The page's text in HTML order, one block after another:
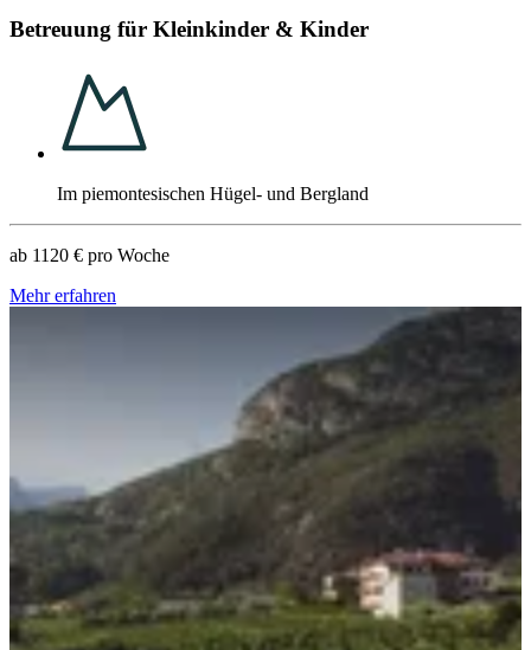
Betreuung für Kleinkinder & Kinder
Im piemontesischen Hügel- und Bergland
ab 1120 € pro Woche
Mehr erfahren